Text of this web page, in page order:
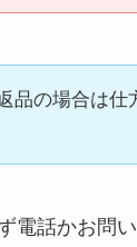
品の場合は仕
電話かお問